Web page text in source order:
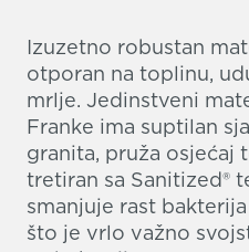
Izuzetno robustan
otporan na toplinu,
mrlje. Jedinstveni
Franke ima suptilan
granita, pruža osjećaj
tretiran sa Sanitized®
smanjuje rast
što je vrlo važno